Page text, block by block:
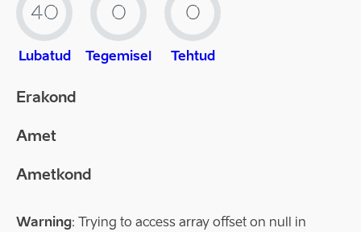
40
Lubatud
0
Tegemisel
0
Tehtud
Erakond
Amet
Ametkond
Warning: Trying to access array offset on null in